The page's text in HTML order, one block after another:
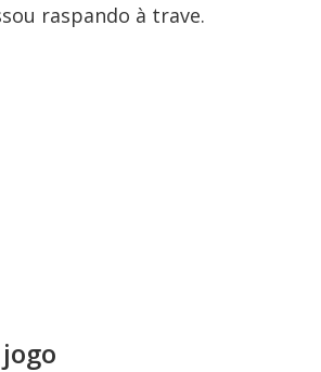
raspando à trave.